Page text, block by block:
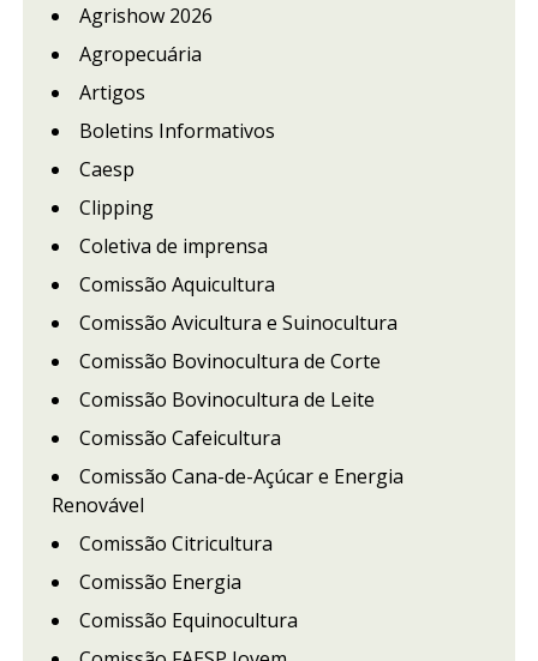
Agrishow 2026
Agropecuária
Artigos
Boletins Informativos
Caesp
Clipping
Coletiva de imprensa
Comissão Aquicultura
Comissão Avicultura e Suinocultura
Comissão Bovinocultura de Corte
Comissão Bovinocultura de Leite
Comissão Cafeicultura
Comissão Cana-de-Açúcar e Energia
Renovável
Comissão Citricultura
Comissão Energia
Comissão Equinocultura